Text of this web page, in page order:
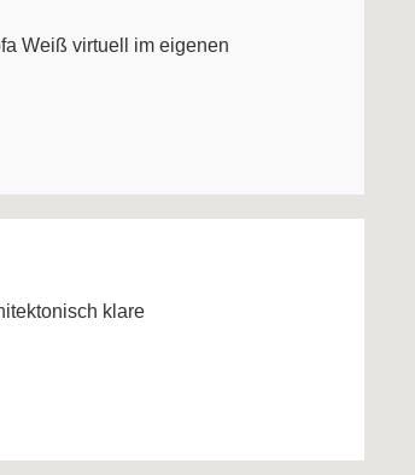
Weiß virtuell im eigenen
klare